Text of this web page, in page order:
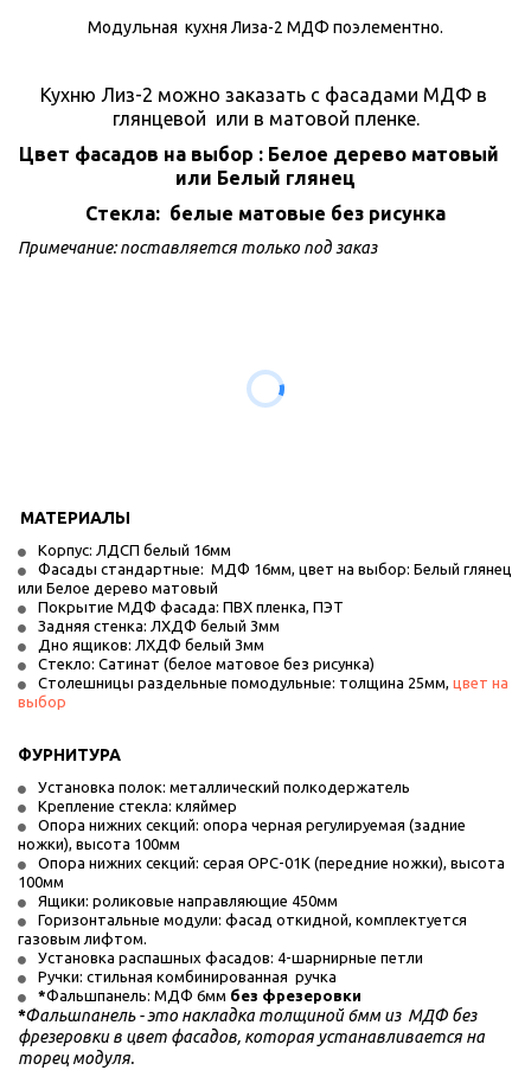
Модульная  кухня Лиза-2 МДФ поэлементно.
Кухню Лиз-2 можно заказать с фасадами МДФ в
глянцевой  или в матовой пленке.
Цвет фасадов на выбор : Белое дерево матовый
или Белый глянец
Стекла:  белые матовые без рисунка
Примечание: поставляется только под заказ
МАТЕРИАЛЫ
Корпус: ЛДСП белый 16мм
Фасады стандартные:  МДФ 16мм, цвет на выбор: Белый глянец
или Белое дерево матовый
Покрытие МДФ фасада: ПВХ пленка, ПЭТ
Задняя стенка: ЛХДФ белый 3мм
Дно ящиков: ЛХДФ белый 3мм
Стекло: Сатинат (белое матовое без рисунка)
Столешницы раздельные помодульные: толщина 25мм, цвет на
выбор
ФУРНИТУРА
Установка полок: металлический полкодержатель
Крепление стекла: кляймер
Опора нижних секций: опора черная регулируемая (задние
ножки), высота 100мм
Опора нижних секций: серая ОРС-01К (передние ножки), высота
100мм
Ящики: роликовые направляющие 450мм
Горизонтальные модули: фасад откидной, комплектуется
газовым лифтом.
Установка распашных фасадов: 4-шарнирные петли
Ручки: стильная комбинированная  ручка
*Фальшпанель: МДФ 6мм без фрезеровки
*Фальшпанель - это накладка толщиной 6мм из  МДФ без
фрезеровки в цвет фасадов, которая устанавливается на
торец модуля.